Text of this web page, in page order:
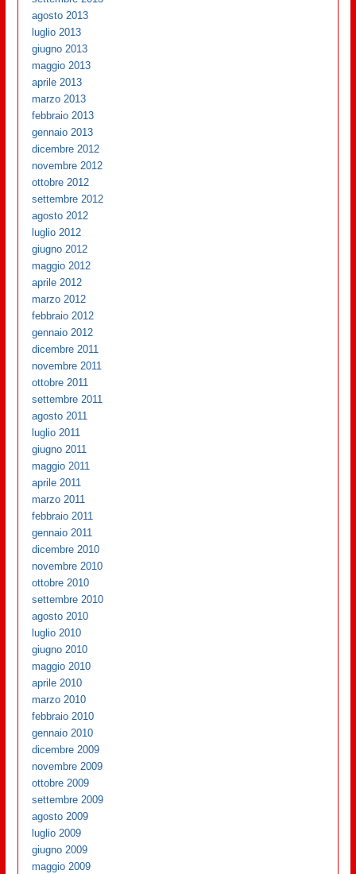
agosto 2013
luglio 2013
giugno 2013
maggio 2013
aprile 2013
marzo 2013
febbraio 2013
gennaio 2013
dicembre 2012
novembre 2012
ottobre 2012
settembre 2012
agosto 2012
luglio 2012
giugno 2012
maggio 2012
aprile 2012
marzo 2012
febbraio 2012
gennaio 2012
dicembre 2011
novembre 2011
ottobre 2011
settembre 2011
agosto 2011
luglio 2011
giugno 2011
maggio 2011
aprile 2011
marzo 2011
febbraio 2011
gennaio 2011
dicembre 2010
novembre 2010
ottobre 2010
settembre 2010
agosto 2010
luglio 2010
giugno 2010
maggio 2010
aprile 2010
marzo 2010
febbraio 2010
gennaio 2010
dicembre 2009
novembre 2009
ottobre 2009
settembre 2009
agosto 2009
luglio 2009
giugno 2009
maggio 2009